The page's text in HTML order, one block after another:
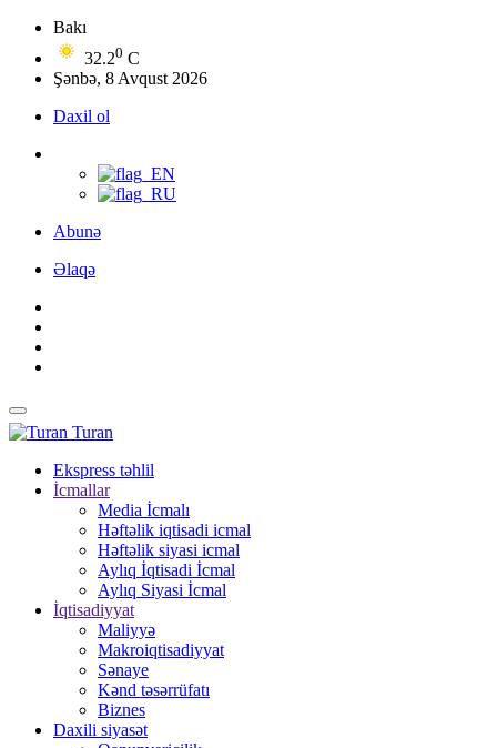
Bakı
32.20 C
Şənbə, 8 Avqust 2026
Daxil ol
Abunə
Əlaqə
Turan
Ekspress təhlil
İcmallar
Media İcmalı
Həftəlik iqtisadi icmal
Həftəlik siyasi icmal
Aylıq İqtisadi İcmal
Aylıq Siyasi İcmal
İqtisadiyyat
Maliyyə
Makroiqtisadiyyat
Sənaye
Kənd təsərrüfatı
Biznes
Daxili siyasət